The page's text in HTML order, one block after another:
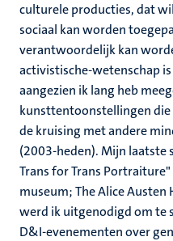
culturele producties, dat
sociaal kan worden
verantwoordelijk kan
activistische-wetenschap
aangezien ik lang heb
kunsttentoonstellingen
de kruising met andere
(2003-heden). Mijn laatste
Trans for Trans
museum; The Alice Austen
werd ik uitgenodigd om te
D&I-evenementen over